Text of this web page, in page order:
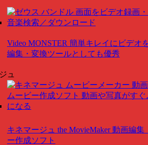
Video MONSTER 簡単キレイにビデオ
編集・変換ツールとしても優秀
ュ
キネマージュ the MovieMaker 動画編集
ー作成ソフト